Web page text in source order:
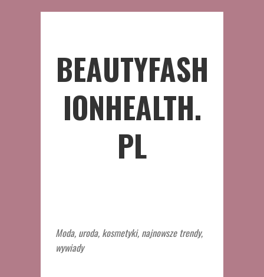
BEAUTYFASH
IONHEALTH.
PL
Moda, uroda, kosmetyki, najnowsze trendy,
wywiady